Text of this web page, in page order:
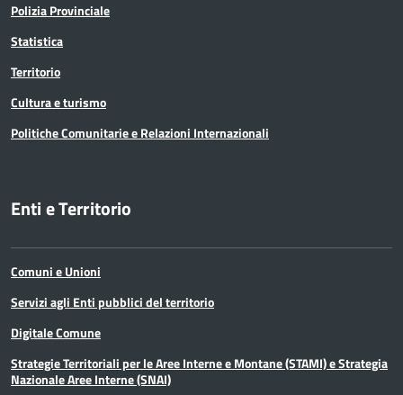
Polizia Provinciale
Statistica
Territorio
Cultura e turismo
Politiche Comunitarie e Relazioni Internazionali
Enti e Territorio
Comuni e Unioni
Servizi agli Enti pubblici del territorio
Digitale Comune
Strategie Territoriali per le Aree Interne e Montane (STAMI) e Strategia
Nazionale Aree Interne (SNAI)